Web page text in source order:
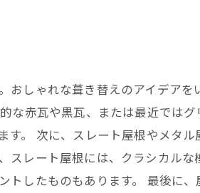
しゃれな葺き替えのアイデアを
な赤瓦や黒瓦、または最近では
。 次に、スレート屋根やメタ
スレート屋根には、クラシカル
したものもあります。 最後に